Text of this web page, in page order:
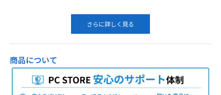
さらに詳しく見る
商品について